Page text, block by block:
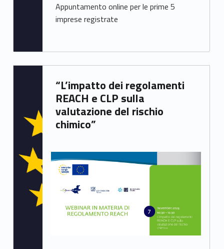
Appuntamento online per le prime 5
imprese registrate
“L’impatto dei regolamenti
REACH e CLP sulla
valutazione del rischio
chimico”